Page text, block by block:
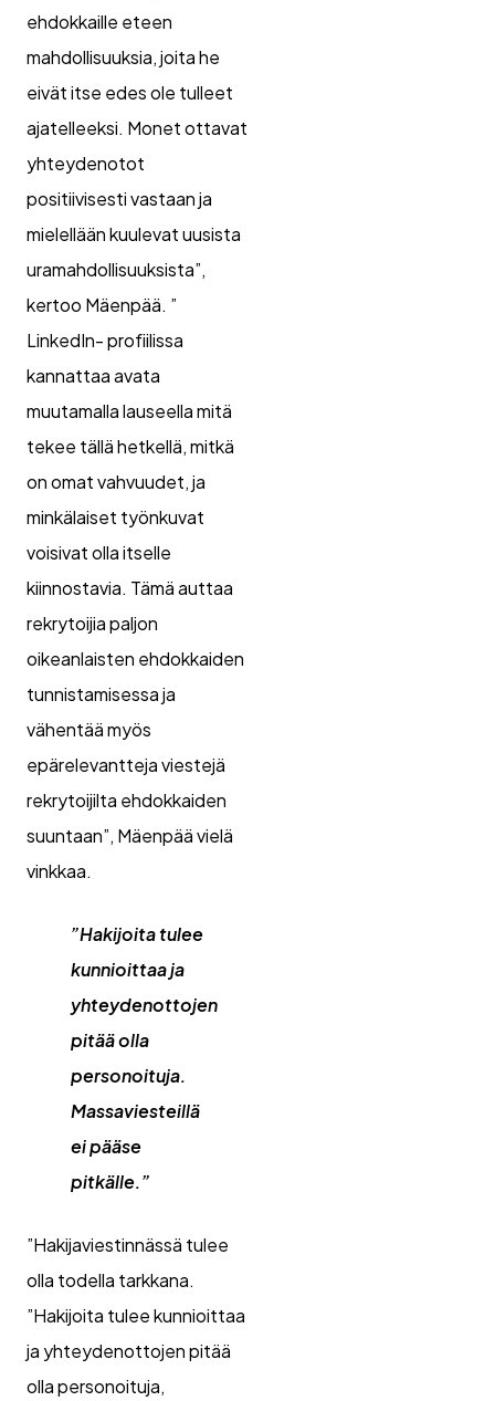
ehdokkaille eteen
mahdollisuuksia, joita he
eivät itse edes ole tulleet
ajatelleeksi. Monet ottavat
yhteydenotot
positiivisesti vastaan ja
mielellään kuulevat uusista
uramahdollisuuksista”,
kertoo Mäenpää. ”
LinkedIn- profiilissa
kannattaa avata
muutamalla lauseella mitä
tekee tällä hetkellä, mitkä
on omat vahvuudet, ja
minkälaiset työnkuvat
voisivat olla itselle
kiinnostavia. Tämä auttaa
rekrytoijia paljon
oikeanlaisten ehdokkaiden
tunnistamisessa ja
vähentää myös
epärelevantteja viestejä
rekrytoijilta ehdokkaiden
suuntaan”, Mäenpää vielä
vinkkaa.
”Hakijoita tulee
kunnioittaa ja
yhteydenottojen
pitää olla
personoituja.
Massaviesteillä
ei pääse
pitkälle.”
”Hakijaviestinnässä tulee
olla todella tarkkana.
”Hakijoita tulee kunnioittaa
ja yhteydenottojen pitää
olla personoituja,